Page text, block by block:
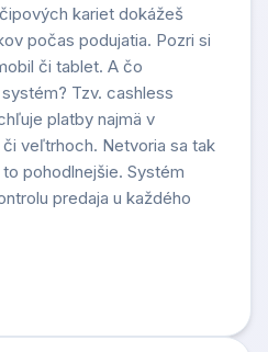
kariet dokážeš
počas podujatia. Pozri si
či tablet. A čo
Tzv. cashless
platby najmä v
veľtrhoch. Netvoria sa tak
pohodlnejšie. Systém
predaja u každého